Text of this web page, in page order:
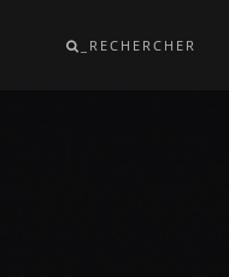
_RECHERCHER